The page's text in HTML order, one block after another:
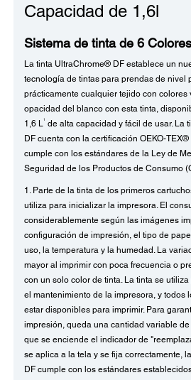
Capacidad de 1,6l
Sistema de tinta de 6 Colores
La tinta UltraChrome® DF establece un
tecnología de tintas para prendas de nivel
prácticamente cualquier tejido con colores
opacidad del blanco con esta tinta,
1,6 L
1
de alta capacidad y fácil de usar. La
DF cuenta con la certificación OEKO-TEX®
cumple con los estándares de la Ley de
Seguridad de los Productos de Consumo
1. Parte de la tinta de los primeros
utiliza para inicializar la impresora. El
considerablemente según las imágenes
configuración de impresión, el tipo de
uso, la temperatura y la humedad. La
mayor al imprimir con poca frecuencia o
con un solo color de tinta. La tinta se
el mantenimiento de la impresora, y todos
estar disponibles para imprimir. Para
impresión, queda una cantidad variable
que se enciende el indicador de
se aplica a la tela y se fija correctamente,
DF cumple con los estándares